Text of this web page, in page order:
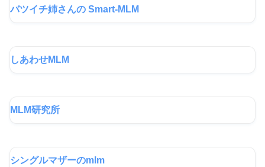
バツイチ姉さんの Smart-MLM
しあわせMLM
MLM研究所
シングルマザーのmlm